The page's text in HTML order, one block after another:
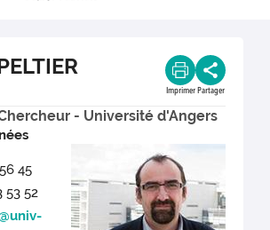
Imprimer Partager
- Université d'Angers
45
53 52